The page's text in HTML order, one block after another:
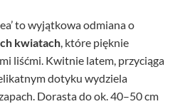
to wyjątkowa odmiana o
kwiatach, które pięknie
liśćmi. Kwitnie latem, przyciąga
dotyku wydziela
Dorasta do ok. 40–50 cm